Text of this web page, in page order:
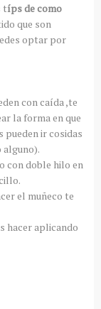
típs de como
que son
optar por
con caída ,te
la forma en que
pueden ir cosidas
alguno).
con doble hilo en
el muñeco te
hacer aplicando